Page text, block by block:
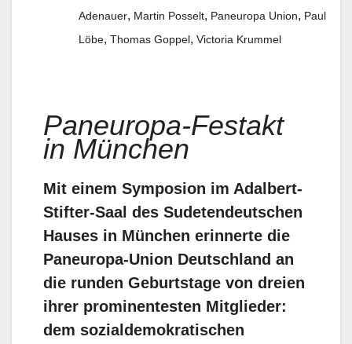
Adenauer, Martin Posselt, Paneuropa Union, Paul
Löbe, Thomas Goppel, Victoria Krummel
Paneuropa-Festakt
in München
Mit einem Symposion im Adalbert-
Stifter-Saal des Sudetendeutschen
Hauses in München erinnerte die
Paneuropa-Union Deutschland an
die runden Geburtstage von dreien
ihrer prominentesten Mitglieder:
dem sozialdemokratischen